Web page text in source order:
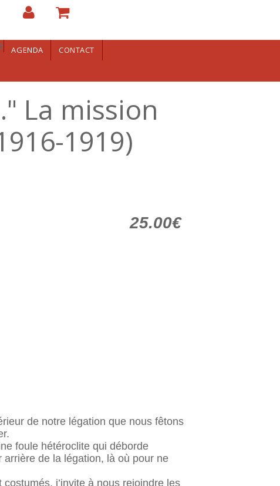
AGENDA
CONTACT
La mission
1919)
25.00€
de notre légation que nous fêtons
foule hétéroclite qui déborde
arrière de la légation, là où pour ne
j’invite à nous rejoindre les